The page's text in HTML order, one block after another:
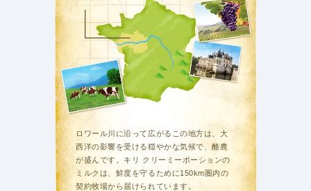
ロワール川に沿って広がるこの地方は、大
西洋の影響を受ける穏やかな気候で、酪農
が盛んです。キリ クリーミーポーションの
ミルクは、鮮度を守るために150km圏内の
契約牧場から届けられています。